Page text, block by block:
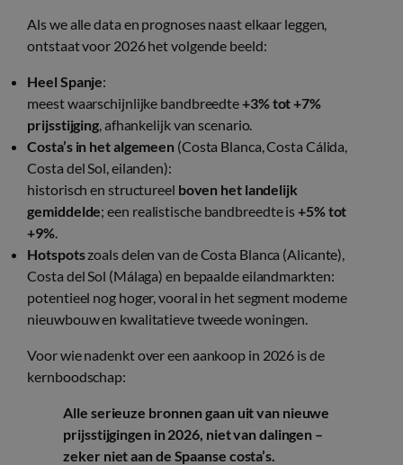
Als we alle data en prognoses naast elkaar leggen,
ontstaat voor 2026 het volgende beeld:
Heel Spanje:
meest waarschijnlijke bandbreedte+3% tot +7%
prijsstijging , afhankelijk van scenario.
Costa’s in het algemeen (Costa Blanca, Costa Cálida,
Costa del Sol, eilanden):
historisch en structureel boven het landelijk
gemiddelde; een realistische bandbreedte is+5% tot
+9%
Hotspotszoals delen van de Costa Blanca (Alicante),
Costa del Sol (Málaga) en bepaalde eilandmarkten:
potentieel nog hoger, vooral in het segment moderne
nieuwbouw en kwalitatieve tweede woningen.
Voor wie nadenkt over een aankoop in 2026 is de
kernboodschap:
Alle serieuze bronnen gaan uit van nieuwe
prijsstijgingen in 2026, niet van dalingen –
zeker niet aan de Spaanse costa’s.